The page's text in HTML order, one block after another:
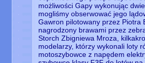
możliwości Gapy wykonując
mogliśmy obserwować jego
Gawron pilotowany przez Piotra
nagrodzony brawami przez
Storch Zbigniewa Mroza,
modelarzy, którzy wykonali loty
motoszybowce z napędem